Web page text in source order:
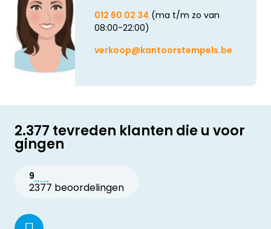
012 60 02 34 (ma t/m zo van
08:00-22:00)
verkoop@kantoorstempels.be
2.377 tevreden klanten die u voor
gingen
9
2377 beoordelingen